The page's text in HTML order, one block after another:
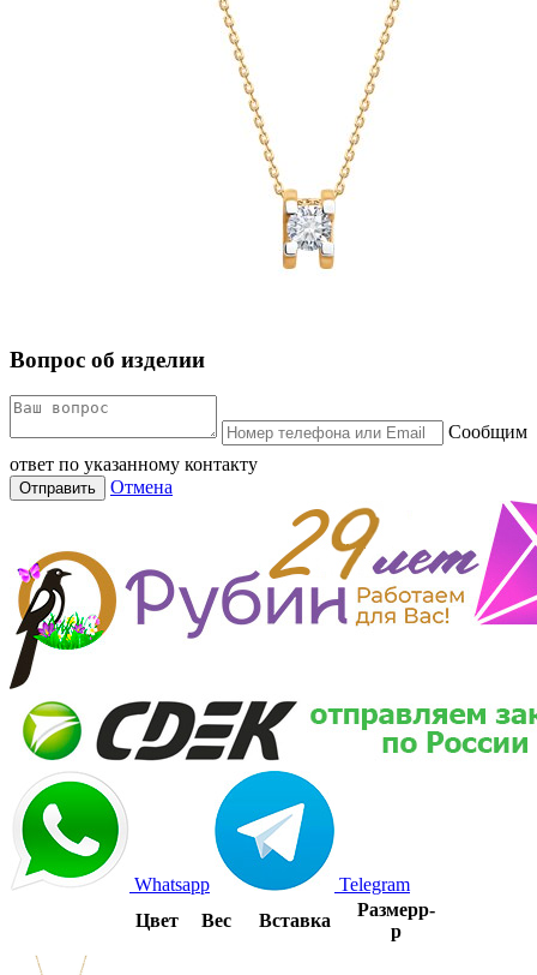
Вопрос об изделии
Сообщим
ответ по указанному контакту
Отправить Отмена
Whatsapp
Telegram
Цвет
Вес Вставка
Размерр-
р